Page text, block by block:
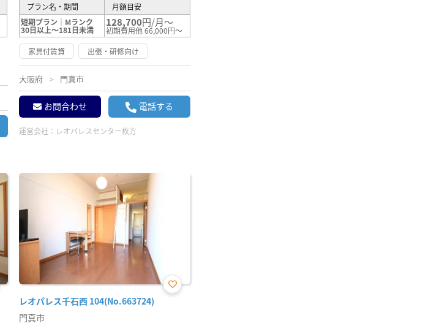
プラン名・期間
月額目安
短期プラン｜Mランク
30日以上～181日未満
128,700円/月～
初期費用他 66,000円～
家具付賃貸
出張・研修向け
大阪府 門真市
お問合わせ 電話する
運営会社： レオパレスセンター枚方
レオパレス千石西 104(No.663724) お気
門真市